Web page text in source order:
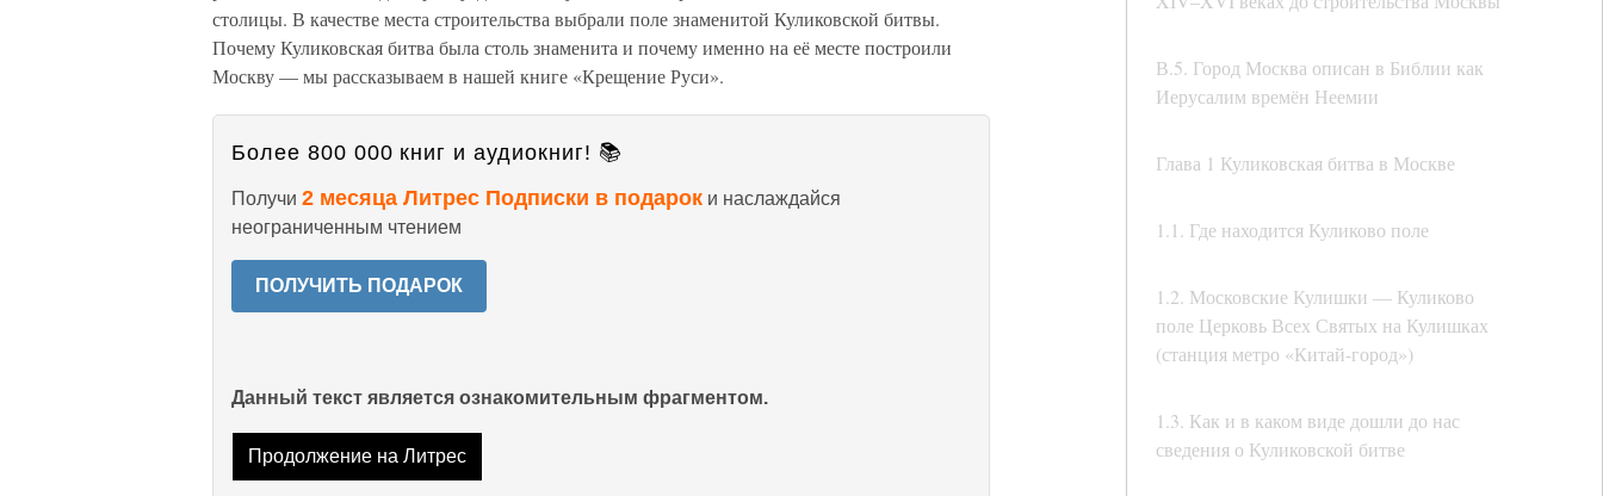
В.5. Город Москва описан в Библии как
Иерусалим времён Неемии
Глава 1 Куликовская битва в Москве
1.1. Где находится Куликово поле
1.2. Московские Кулишки — Куликово
поле Церковь Всех Святых на Кулишках
(станция метро «Китай-город»)
1.3. Как и в каком виде дошли до нас
сведения о Куликовской битве
столицы. В качестве места строительства выбрали поле знаменитой Куликовской битвы.
Почему Куликовская битва была столь знаменита и почему именно на её месте построили
Москву — мы рассказываем в нашей книге «Крещение Руси».
Более 800 000 книг и аудиокниг! 📚
Получи 2 месяца Литрес Подписки в подарок и наслаждайся
неограниченным чтением
ПОЛУЧИТЬ ПОДАРОК
Данный текст является ознакомительным фрагментом.
Продолжение на Литрес